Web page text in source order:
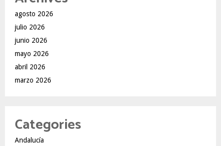
agosto 2026
julio 2026
junio 2026
mayo 2026
abril 2026
marzo 2026
Categories
Andalucía